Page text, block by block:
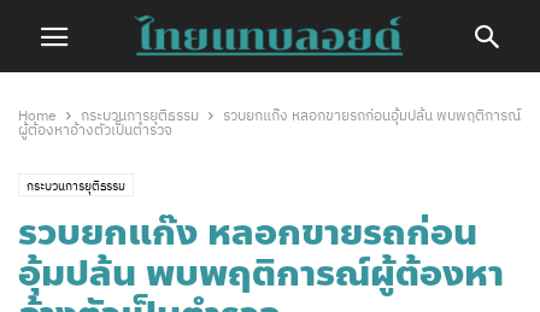
Home กระบวนการยุติธรรม
รวบยกแก๊ง หลอกขายรถก่อนอุ้มปล้น พบพฤติการณ์
ผู้ต้องหาอ้างตัวเป็นตำรวจ
กระบวนการยุติธรรม
รวบยกแก๊ง หลอกขายรถก่อน
อุ้มปล้น พบพฤติการณ์ผู้ต้องหา